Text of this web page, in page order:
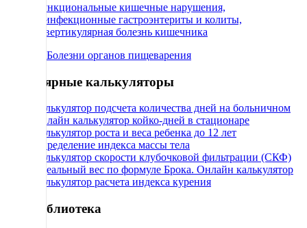
Функциональные кишечные нарушения,
неинфекционные гастроэнтериты и колиты,
дивертикулярная болезнь кишечника
71 Болезни органов пищеварения
Популярные калькуляторы
Калькулятор подсчета количества дней на больничном
Онлайн калькулятор койко-дней в стационаре
Калькулятор роста и веса ребенка до 12 лет
Определение индекса массы тела
Калькулятор скорости клубочковой фильтрации (СКФ)
Идеальный вес по формуле Брока. Онлайн калькулятор
Калькулятор расчета индекса курения
МедБиблиотека